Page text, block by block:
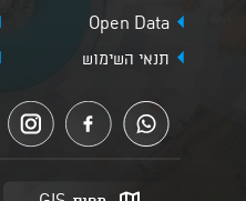
Open Data
תנאי השימוש